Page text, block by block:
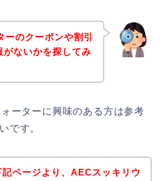
のクーポンや割引
ないかを探してみ
ーターに興味のある方は参考
です。
記ページより、AECスッキリウ